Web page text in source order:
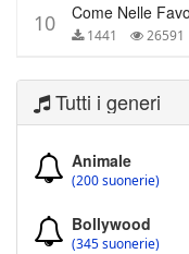
10 1441 26591
Tutti i generi
Animale
(200 suonerie)
Bollywood
(345 suonerie)